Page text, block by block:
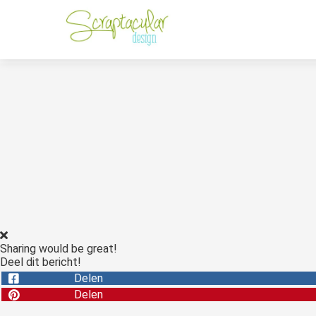
Sharing would be great!
Deel dit bericht!
Delen
Delen